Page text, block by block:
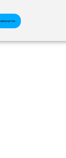
אינדקס עסקים